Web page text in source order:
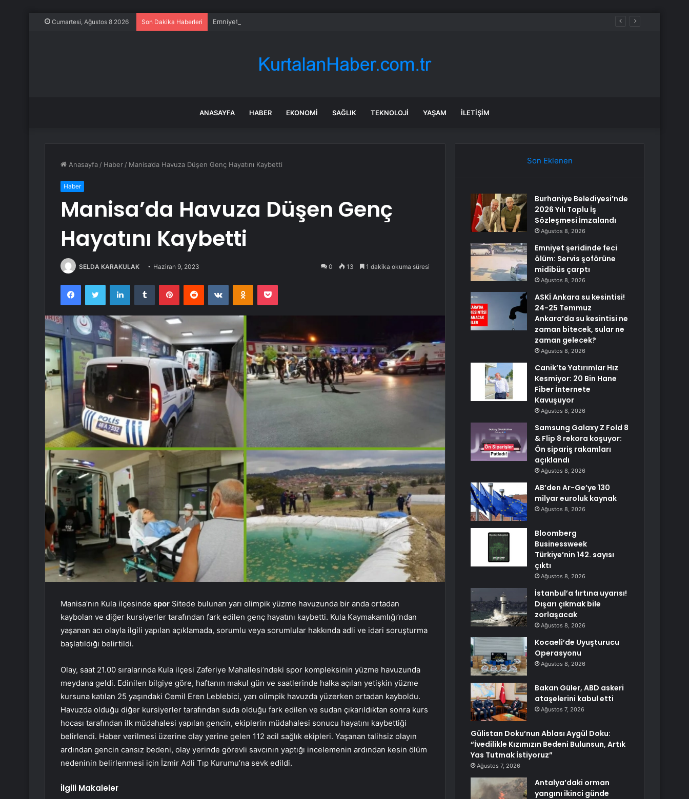
Cumartesi, Ağustos 8 2026 Son Dakika Haberleri Emniyet şeridinde feci ölüm: Servis şoförüne midibüs çarptı
ANASAYFA HABER EKONOMI SAĞLIK TEKNOLOJI YAŞAM İLETIŞIM
Anasayfa / Haber / Manisa’da Havuza Düşen Genç Hayatını Kaybetti
Haber
Manisa’da Havuza Düşen Genç
Hayatını Kaybetti
SELDA KARAKULAK Haziran 9, 2023 0 13 1 dakika okuma süresi
FacebookTwitter LinkedInTumblr PinterestReddit VKontakteOdnoklassniki
Pocket
Manisa’nın Kula ilçesinde spor Sitede bulunan yarı olimpik yüzme havuzunda bir anda ortadan
kaybolan ve diğer kursiyerler tarafından fark edilen genç hayatını kaybetti. Kula Kaymakamlığı’ndan
yaşanan acı olayla ilgili yapılan açıklamada, sorumlu veya sorumlular hakkında adli ve idari soruşturma
başlatıldığı belirtildi.
Olay, saat 21.00 sıralarında Kula ilçesi Zaferiye Mahallesi’ndeki spor kompleksinin yüzme havuzunda
meydana geldi. Edinilen bilgiye göre, haftanın makul gün ve saatlerinde halka açılan yetişkin yüzme
kursuna katılan 25 yaşındaki Cemil Eren Leblebici, yarı olimpik havuzda yüzerken ortadan kayboldu.
Havuzda olduğu diğer kursiyerler tarafından suda olduğu fark edilen ve sudan çıkarıldıktan sonra kurs
hocası tarafından ilk müdahalesi yapılan gencin, ekiplerin müdahalesi sonucu hayatını kaybettiği
belirlendi. Haber verilmesi üzerine olay yerine gelen 112 acil sağlık ekipleri. Yaşanan talihsiz olayın
ardından gencin cansız bedeni, olay yerinde görevli savcının yaptığı incelemenin ardından kesin ölüm
nedeninin belirlenmesi için İzmir Adli Tıp Kurumu’na sevk edildi.
İlgili Makaleler
Son Eklenen
Burhaniye Belediyesi’nde
2026 Yılı Toplu İş
Sözleşmesi İmzalandı
Ağustos 8, 2026
Emniyet şeridinde feci
ölüm: Servis şoförüne
midibüs çarptı
Ağustos 8, 2026
ASKİ Ankara su kesintisi!
24-25 Temmuz
Ankara’da su kesintisi ne
zaman bitecek, sular ne
zaman gelecek?
Ağustos 8, 2026
Canik’te Yatırımlar Hız
Kesmiyor: 20 Bin Hane
Fiber İnternete
Kavuşuyor
Ağustos 8, 2026
Samsung Galaxy Z Fold 8
& Flip 8 rekora koşuyor:
Ön sipariş rakamları
açıklandı
Ağustos 8, 2026
AB’den Ar-Ge’ye 130
milyar euroluk kaynak
Ağustos 8, 2026
Bloomberg
Businessweek
Türkiye’nin 142. sayısı
çıktı
Ağustos 8, 2026
İstanbul’a fırtına uyarısı!
Dışarı çıkmak bile
zorlaşacak
Ağustos 8, 2026
Kocaeli’de Uyuşturucu
Operasyonu
Ağustos 8, 2026
Bakan Güler, ABD askeri
ataşelerini kabul etti
Ağustos 7, 2026
Gülistan Doku’nun Ablası Aygül Doku:
“İvedilikle Kızımızın Bedeni Bulunsun, Artık
Yas Tutmak İstiyoruz”
Ağustos 7, 2026
Antalya’daki orman
yangını ikinci günde